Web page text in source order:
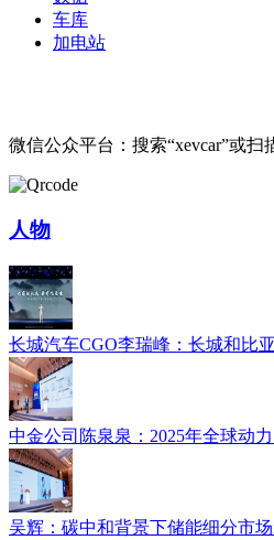
车库
加电站
微信公众平台：搜索“xevcar”或扫
人物
长城汽车CGO李瑞峰：长城和比
中金公司陈泉泉：2025年全球动
吴辉：碳中和背景下储能细分市